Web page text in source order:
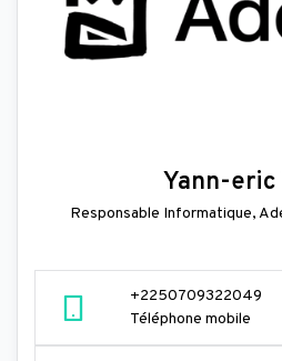
Yann-eric
Responsable Informatique,
+2250709322049
Téléphone mobile